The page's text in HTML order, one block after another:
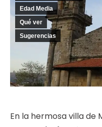
Edad Media
Qué ver
Sugerencias
En la hermosa villa de